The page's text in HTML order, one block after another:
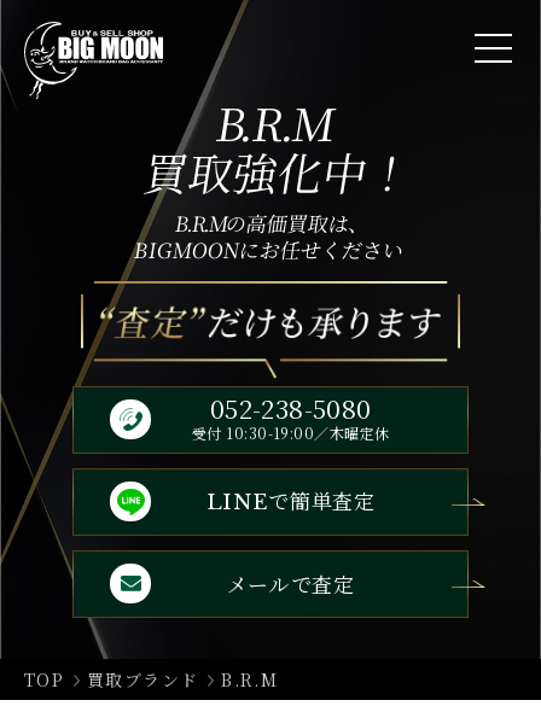
B.R.M
買取強化中！
B.R.Mの高価買取は、
BIGMOONにお任せください
052-238-5080
受付 10:30-19:00／木曜定休
LINEで簡単査定
メールで査定
TOP 買取ブランド B.R.M